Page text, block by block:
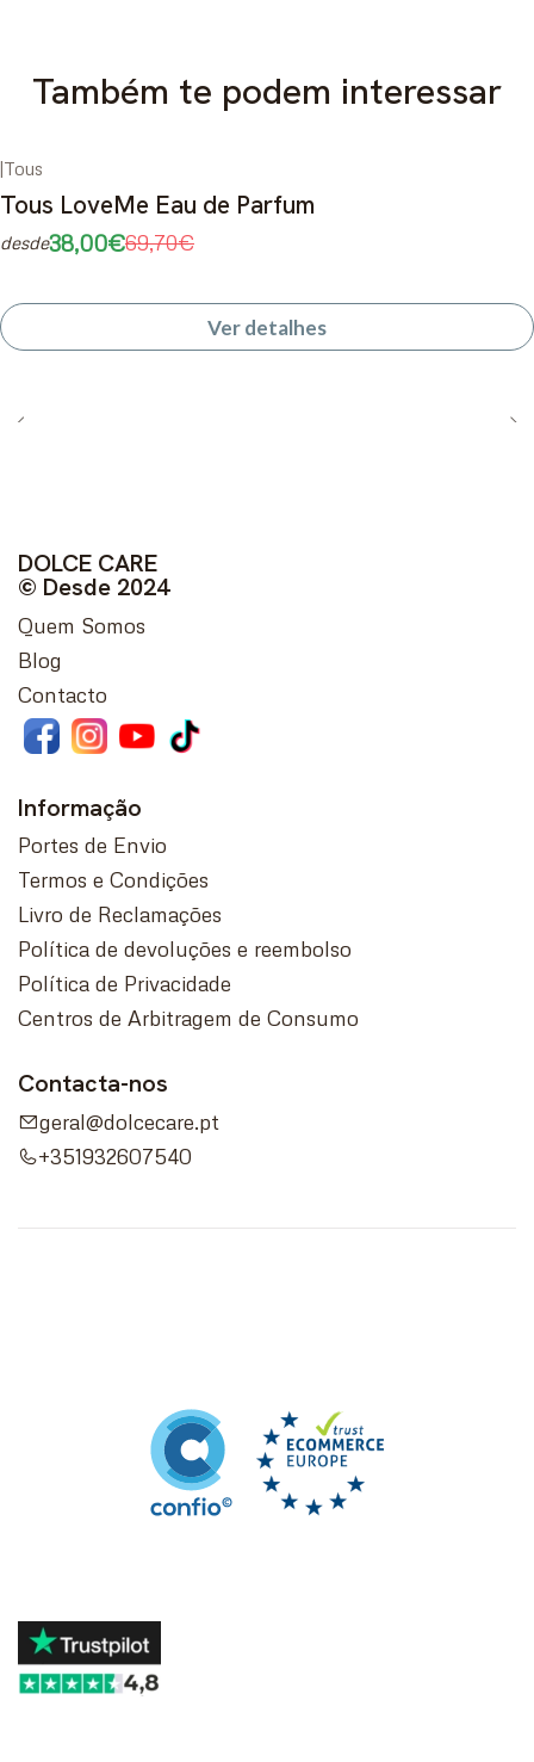
Também te podem interessar
Esgotado
|Tous
Tous LoveMe Eau de Parfum
desde38,00€69,70€
Ver detalhes
DOLCE CARE
© Desde 2024
Quem Somos
Blog
Contacto
Informação
Portes de Envio
Termos e Condições
Livro de Reclamações
Política de devoluções e reembolso
Política de Privacidade
Centros de Arbitragem de Consumo
Contacta-nos
geral@dolcecare.pt
+351932607540